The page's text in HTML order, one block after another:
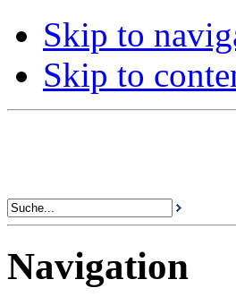
Skip to
Skip to
Navigation